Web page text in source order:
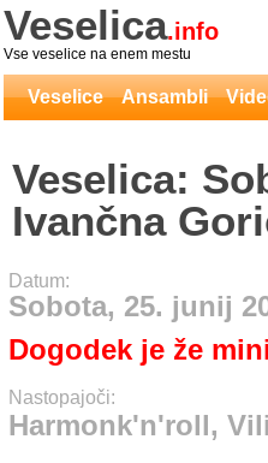
Veselica.info
Vse veselice na enem mestu
Veselice Ansambli
Veselica:
Ivančna
Resnik
Datum:
Sobota, 25. junij
Dogodek je že
Nastopajoči:
Harmonk'n'roll,